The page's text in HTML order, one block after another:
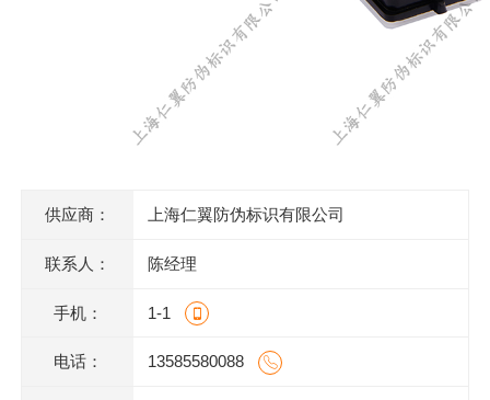
供应商： 上海仁翼防伪标识有限公司
联系人： 陈经理
手机： 1-1
电话： 13585580088